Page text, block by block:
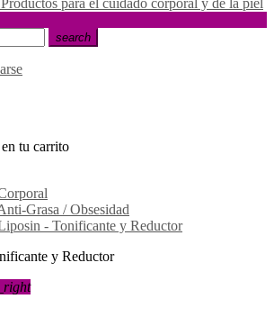
search
tu carrito
Grasa / Obsesidad
- Tonificante y Reductor